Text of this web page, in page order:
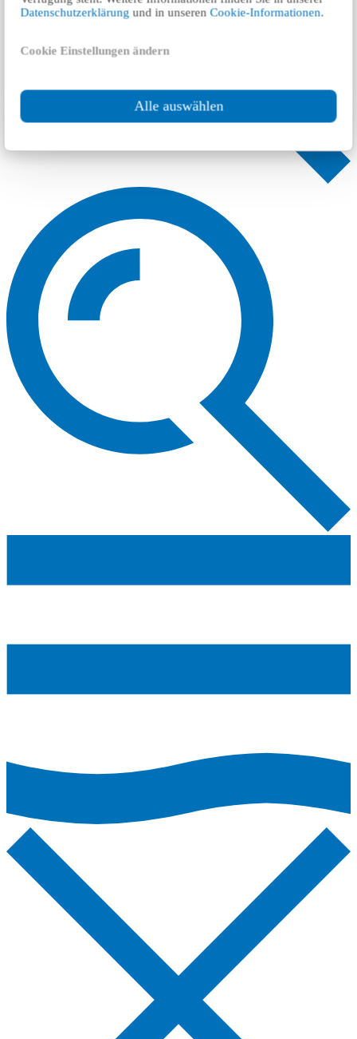
Datenschutzerklärung und in unserenCookie-Informationen.
Cookie Einstellungen ändern
Alle auswählen